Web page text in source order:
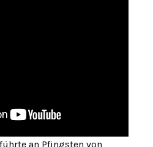
an Pfingsten von